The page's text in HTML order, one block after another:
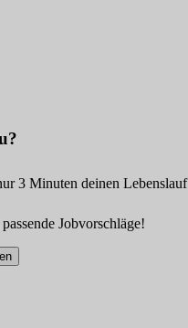
3 Minuten deinen Lebenslauf
Jobvorschläge!